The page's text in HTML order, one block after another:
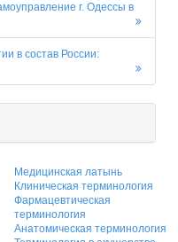
г. Одессы в
в состав России:
Медицинская латынь
Клиническая терминология
Фармацевтическая
терминология
Анатомическая терминология